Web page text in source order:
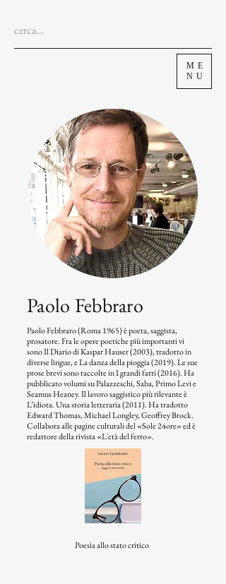
ME
NU
Paolo Febbraro
Paolo Febbraro (Roma 1965) è poeta, saggista,
prosatore. Fra le opere poetiche più importanti vi
sono Il Diario di Kaspar Hauser (2003), tradotto in
diverse lingue, e La danza della pioggia (2019). Le sue
prose brevi sono raccolte in I grandi fatti (2016). Ha
pubblicato volumi su Palazzeschi, Saba, Primo Levi e
Seamus Heaney. Il lavoro saggistico più rilevante è
L’idiota. Una storia letteraria (2011). Ha tradotto
Edward Thomas, Michael Longley, Geoffrey Brock.
Collabora alle pagine culturali del «Sole 24ore» ed è
redattore della rivista «L'età del ferro».
Poesia allo stato critico